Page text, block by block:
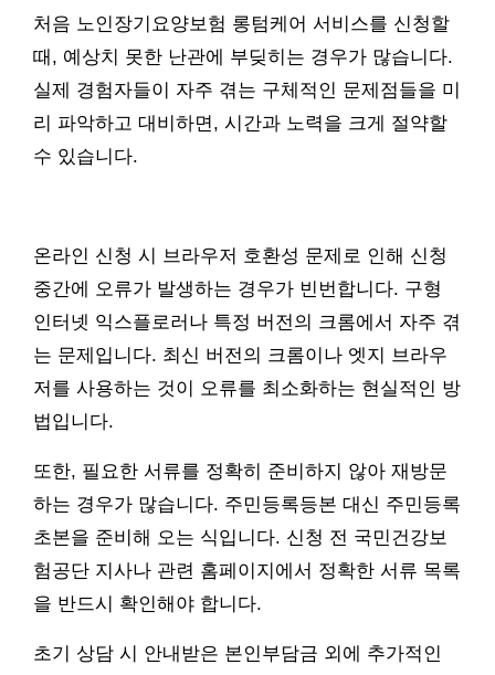
처음 노인장기요양보험 롱텀케어 서비스를 신청할
때, 예상치 못한 난관에 부딪히는 경우가 많습니다.
실제 경험자들이 자주 겪는 구체적인 문제점들을 미
리 파악하고 대비하면, 시간과 노력을 크게 절약할
수 있습니다.
온라인 신청 시 브라우저 호환성 문제로 인해 신청
중간에 오류가 발생하는 경우가 빈번합니다. 구형
인터넷 익스플로러나 특정 버전의 크롬에서 자주 겪
는 문제입니다. 최신 버전의 크롬이나 엣지 브라우
저를 사용하는 것이 오류를 최소화하는 현실적인 방
법입니다.
또한, 필요한 서류를 정확히 준비하지 않아 재방문
하는 경우가 많습니다. 주민등록등본 대신 주민등록
초본을 준비해 오는 식입니다. 신청 전 국민건강보
험공단 지사나 관련 홈페이지에서 정확한 서류 목록
을 반드시 확인해야 합니다.
초기 상담 시 안내받은 본인부담금 외에 추가적인